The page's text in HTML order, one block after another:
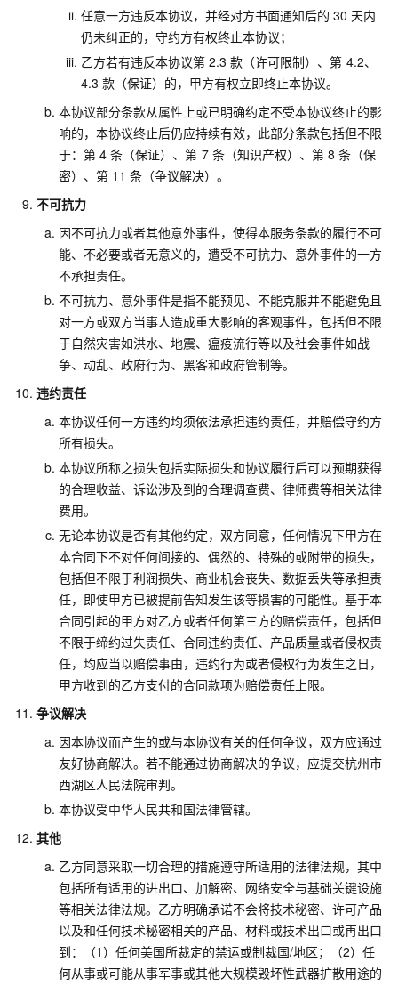
任意一方违反本协议，并经对方书面通知后的 30 天内
仍未纠正的，守约方有权终止本协议；
乙方若有违反本协议第 2.3 款（许可限制）、第 4.2、
4.3 款（保证）的，甲方有权立即终止本协议。
本协议部分条款从属性上或已明确约定不受本协议终止的影
响的，本协议终止后仍应持续有效，此部分条款包括但不限
于：第 4 条（保证）、第 7 条（知识产权）、第 8 条（保
密）、第 11 条（争议解决）。
不可抗力
因不可抗力或者其他意外事件，使得本服务条款的履行不可
能、不必要或者无意义的，遭受不可抗力、意外事件的一方
不承担责任。
不可抗力、意外事件是指不能预见、不能克服并不能避免且
对一方或双方当事人造成重大影响的客观事件，包括但不限
于自然灾害如洪水、地震、瘟疫流行等以及社会事件如战
争、动乱、政府行为、黑客和政府管制等。
违约责任
本协议任何一方违约均须依法承担违约责任，并赔偿守约方
所有损失。
本协议所称之损失包括实际损失和协议履行后可以预期获得
的合理收益、诉讼涉及到的合理调查费、律师费等相关法律
费用。
无论本协议是否有其他约定，双方同意，任何情况下甲方在
本合同下不对任何间接的、偶然的、特殊的或附带的损失，
包括但不限于利润损失、商业机会丧失、数据丢失等承担责
任，即使甲方已被提前告知发生该等损害的可能性。基于本
合同引起的甲方对乙方或者任何第三方的赔偿责任，包括但
不限于缔约过失责任、合同违约责任、产品质量或者侵权责
任，均应当以赔偿事由，违约行为或者侵权行为发生之日，
甲方收到的乙方支付的合同款项为赔偿责任上限。
争议解决
因本协议而产生的或与本协议有关的任何争议，双方应通过
友好协商解决。若不能通过协商解决的争议，应提交杭州市
西湖区人民法院审判。
本协议受中华人民共和国法律管辖。
其他
乙方同意采取一切合理的措施遵守所适用的法律法规，其中
包括所有适用的进出口、加解密、网络安全与基础关键设施
等相关法律法规。乙方明确承诺不会将技术秘密、许可产品
以及和任何技术秘密相关的产品、材料或技术出口或再出口
到：（1）任何美国所裁定的禁运或制裁国/地区；（2）任
何从事或可能从事军事或其他大规模毁坏性武器扩散用途的